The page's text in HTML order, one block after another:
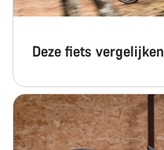
Deze fiets vergelijken